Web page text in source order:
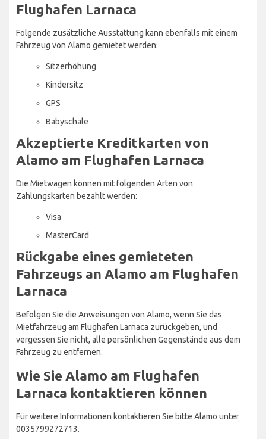
Flughafen Larnaca
Folgende zusätzliche Ausstattung kann ebenfalls mit einem
Fahrzeug von Alamo gemietet werden:
Sitzerhöhung
Kindersitz
GPS
Babyschale
Akzeptierte Kreditkarten von
Alamo am Flughafen Larnaca
Die Mietwagen können mit folgenden Arten von
Zahlungskarten bezahlt werden:
Visa
MasterCard
Rückgabe eines gemieteten
Fahrzeugs an Alamo am Flughafen
Larnaca
Befolgen Sie die Anweisungen von Alamo, wenn Sie das
Mietfahrzeug am Flughafen Larnaca zurückgeben, und
vergessen Sie nicht, alle persönlichen Gegenstände aus dem
Fahrzeug zu entfernen.
Wie Sie Alamo am Flughafen
Larnaca kontaktieren können
Für weitere Informationen kontaktieren Sie bitte Alamo unter
0035799272713.